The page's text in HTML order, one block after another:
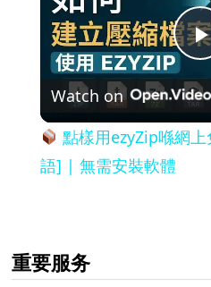
Watch on
點樣用ezyZip喺網
語] | 無需安裝軟體
重要服务